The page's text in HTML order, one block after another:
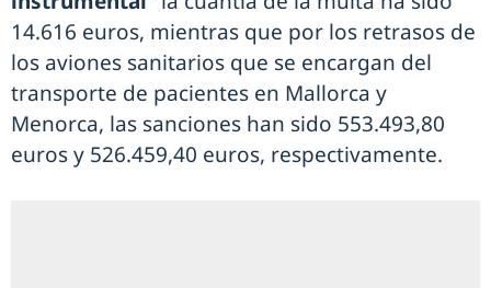
14.616 euros, mientras que por los retrasos de
los aviones sanitarios que se encargan del
transporte de pacientes en Mallorca y
Menorca, las sanciones han sido 553.493,80
euros y 526.459,40 euros, respectivamente.